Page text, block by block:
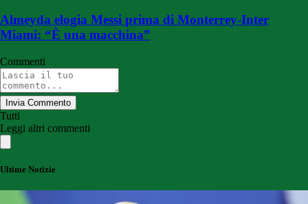
Almeyda elogia Messi prima di Monterrey-Inter
Miami: “È una macchina”
Commenti
Invia Commento
Tutti
Leggi altri commenti
Ultime Notizie